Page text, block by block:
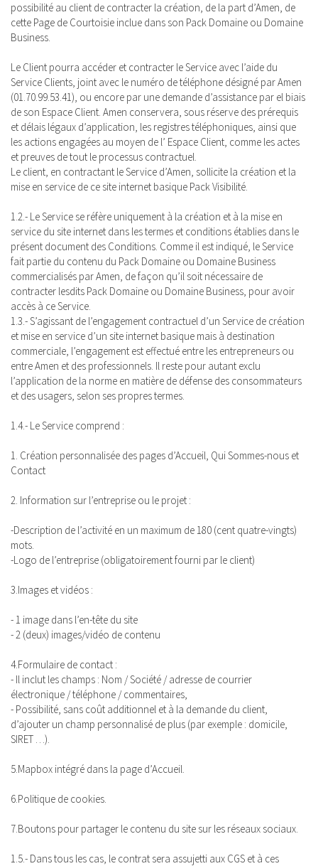
possibilité au client de contracter la création, de la part d’Amen, de
cette Page de Courtoisie inclue dans son Pack Domaine ou Domaine
Business.
Le Client pourra accéder et contracter le Service avec l’aide du
Service Clients, joint avec le numéro de téléphone désigné par Amen
(01.70.99.53.41), ou encore par une demande d’assistance par el biais
de son Espace Client. Amen conservera, sous réserve des prérequis
et délais légaux d’application, les registres téléphoniques, ainsi que
les actions engagées au moyen de l’ Espace Client, comme les actes
et preuves de tout le processus contractuel.
Le client, en contractant le Service d’Amen, sollicite la création et la
mise en service de ce site internet basique Pack Visibilité.
1.2.- Le Service se réfère uniquement à la création et à la mise en
service du site internet dans les termes et conditions établies dans le
présent document des Conditions. Comme il est indiqué, le Service
fait partie du contenu du Pack Domaine ou Domaine Business
commercialisés par Amen, de façon qu’il soit nécessaire de
contracter lesdits Pack Domaine ou Domaine Business, pour avoir
accès à ce Service.
1.3.- S’agissant de l’engagement contractuel d’un Service de création
et mise en service d’un site internet basique mais à destination
commerciale, l’engagement est effectué entre les entrepreneurs ou
entre Amen et des professionnels. Il reste pour autant exclu
l’application de la norme en matière de défense des consommateurs
et des usagers, selon ses propres termes.
1.4.- Le Service comprend :
1. Création personnalisée des pages d’Accueil, Qui Sommes-nous et
Contact
2. Information sur l’entreprise ou le projet :
-Description de l’activité en un maximum de 180 (cent quatre-vingts)
mots.
-Logo de l’entreprise (obligatoirement fourni par le client)
3.Images et vidéos :
- 1 image dans l’en-tête du site
- 2 (deux) images/vidéo de contenu
4.Formulaire de contact :
- Il inclut les champs : Nom / Société / adresse de courrier
électronique / téléphone / commentaires,
- Possibilité, sans coût additionnel et à la demande du client,
d’ajouter un champ personnalisé de plus (par exemple : domicile,
SIRET …).
5.Mapbox intégré dans la page d’Accueil.
6.Politique de cookies.
7.Boutons pour partager le contenu du site sur les réseaux sociaux.
1.5.- Dans tous les cas, le contrat sera assujetti aux CGS et à ces